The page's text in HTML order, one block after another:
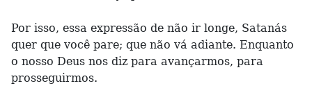
Por isso, essa expressão de não ir longe, Satanás
quer que você pare; que não vá adiante. Enquanto
o nosso Deus nos diz para avançarmos, para
prosseguirmos.